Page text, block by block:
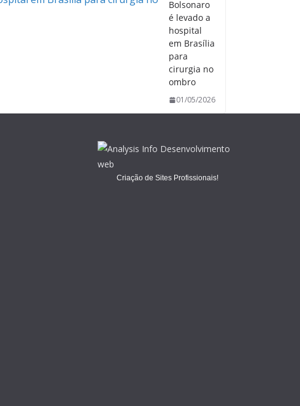
Bolsonaro
é levado a
hospital
em Brasília
para
cirurgia no
ombro
01/05/2026
Criação de Sites Profissionais!